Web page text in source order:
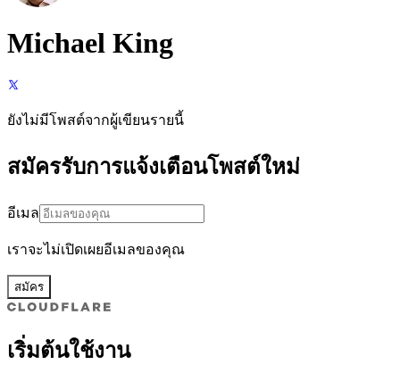
Michael King
ยังไม่มีโพสต์จากผู้เขียนรายนี้
สมัครรับการแจ้งเตือนโพสต์ใหม่
อีเมล
เราจะไม่เปิดเผยอีเมลของคุณ
สมัคร
เริ่มต้นใช้งาน